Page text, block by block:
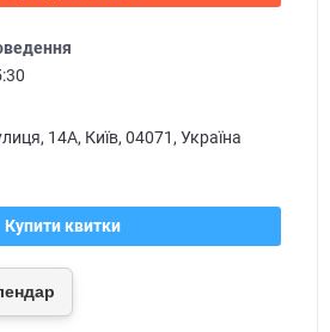
14А, Київ, 04071, Україна
Купити квитки